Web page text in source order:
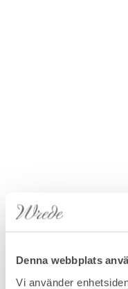
Denna webbplats
Vi använder